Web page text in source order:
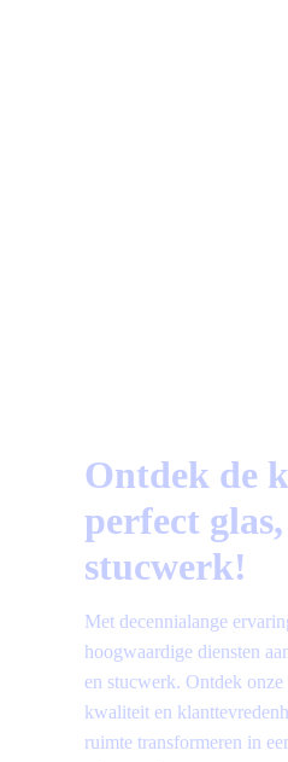
Ontdek de
perfect
stucwerk!
Met decennialange
hoogwaardige diensten
en stucwerk. Ontdek
kwaliteit en
ruimte transformeren in